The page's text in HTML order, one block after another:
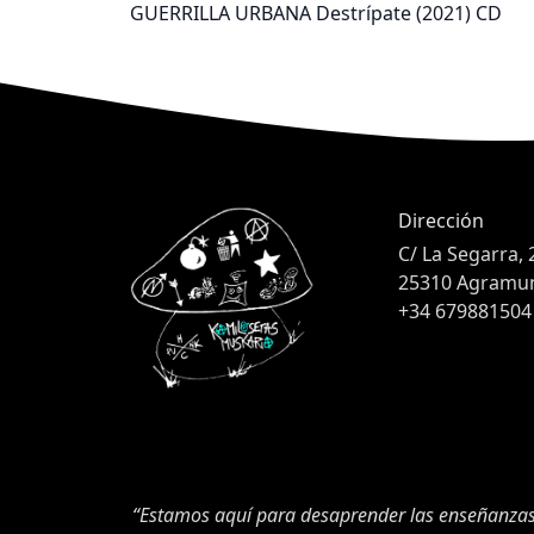
GUERRILLA URBANA Destrípate (2021) CD
Dirección
C/ La Segarra,
25310
+34 679881504
“Estamos aquí para desaprender las